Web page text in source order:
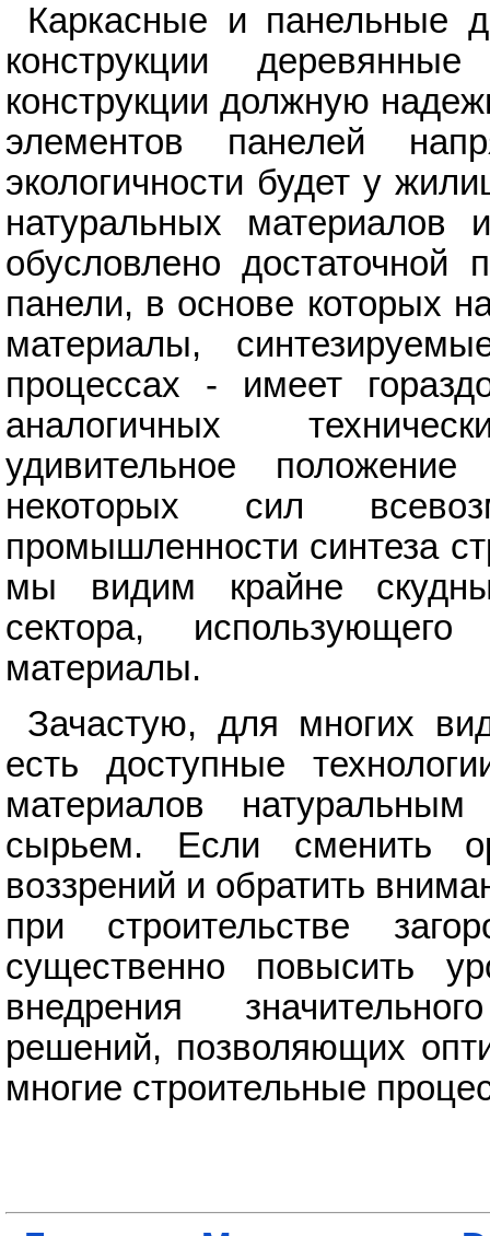
Каркасные и панельные
конструкции
конструкции должную
элементов панелей
экологичности будет у
натуральных материалов
обусловлено достаточной
панели, в основе которых
материалы,
процессах - имеет
аналогичных
удивительное
некоторых сил
промышленности синтеза
мы видим крайне
сектора,
материалы.
Зачастую, для многих
есть доступные
материалов
сырьем. Если сменить
воззрений и обратить
при строительстве
существенно повысить
внедрения
решений, позволяющих
многие строительные